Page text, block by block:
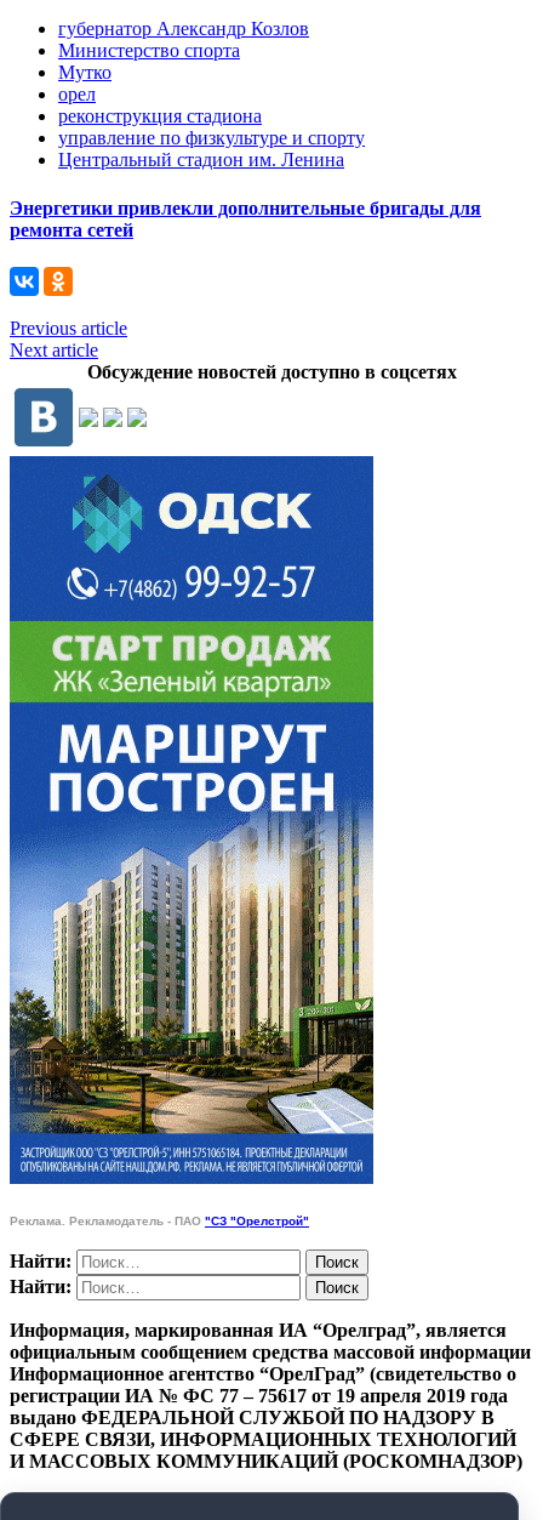
губернатор Александр Козлов
Министерство спорта
Мутко
орел
реконструкция стадиона
управление по физкультуре и спорту
Центральный стадион им. Ленина
Энергетики привлекли дополнительные бригады для
ремонта сетей
Previous article
Next article
Обсуждение новостей доступно в соцсетях
Реклама. Рекламодатель - ПАО "СЗ "Орелстрой"
Найти:
Найти:
Информация, маркированная ИА “Орелград”, является
официальным сообщением средства массовой информации
Информационное агентство “ОрелГрад” (свидетельство о
регистрации ИА № ФС 77 – 75617 от 19 апреля 2019 года
выдано ФЕДЕРАЛЬНОЙ СЛУЖБОЙ ПО НАДЗОРУ В
СФЕРЕ СВЯЗИ, ИНФОРМАЦИОННЫХ ТЕХНОЛОГИЙ
И МАССОВЫХ КОММУНИКАЦИЙ (РОСКОМНАДЗОР)